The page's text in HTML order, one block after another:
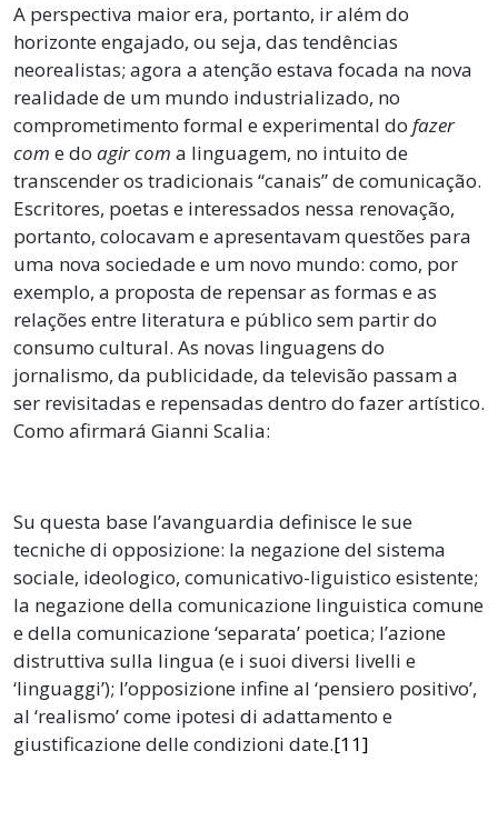
A perspectiva maior era, portanto, ir além do
horizonte engajado, ou seja, das tendências
neorealistas; agora a atenção estava focada na nova
realidade de um mundo industrializado, no
comprometimento formal e experimental do fazer
com e do agir com a linguagem, no intuito de
transcender os tradicionais “canais” de comunicação.
Escritores, poetas e interessados nessa renovação,
portanto, colocavam e apresentavam questões para
uma nova sociedade e um novo mundo: como, por
exemplo, a proposta de repensar as formas e as
relações entre literatura e público sem partir do
consumo cultural. As novas linguagens do
jornalismo, da publicidade, da televisão passam a
ser revisitadas e repensadas dentro do fazer artístico.
Como afirmará Gianni Scalia:
Su questa base l’avanguardia definisce le sue
tecniche di opposizione: la negazione del sistema
sociale, ideologico, comunicativo-liguistico esistente;
la negazione della comunicazione linguistica comune
e della comunicazione ‘separata’ poetica; l’azione
distruttiva sulla lingua (e i suoi diversi livelli e
‘linguaggi’); l’opposizione infine al ‘pensiero positivo’,
al ‘realismo’ come ipotesi di adattamento e
giustificazione delle condizioni date.[11]